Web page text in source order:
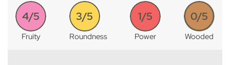
4/5
Fruity
3/5
Roundness
1/5
Power
0/5
Wooded